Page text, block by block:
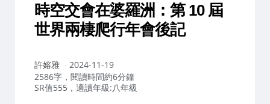
時空交會在婆羅洲：第 10 屆
世界兩棲爬行年會後記
作
者：
許嫆雅
2024-11-19
2586字，閱讀時間約6分鐘
SR值555，適讀年級:八年級